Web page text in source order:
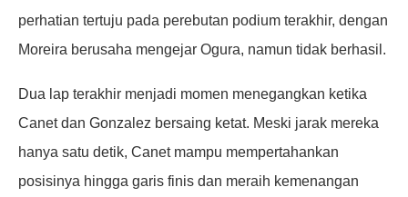
perhatian tertuju pada perebutan podium terakhir, dengan
Moreira berusaha mengejar Ogura, namun tidak berhasil.
Dua lap terakhir menjadi momen menegangkan ketika
Canet dan Gonzalez bersaing ketat. Meski jarak mereka
hanya satu detik, Canet mampu mempertahankan
posisinya hingga garis finis dan meraih kemenangan